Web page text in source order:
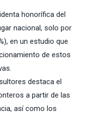
honorífica del
nacional, solo por
en un estudio que
de estos
destaca el
a partir de las
así como los